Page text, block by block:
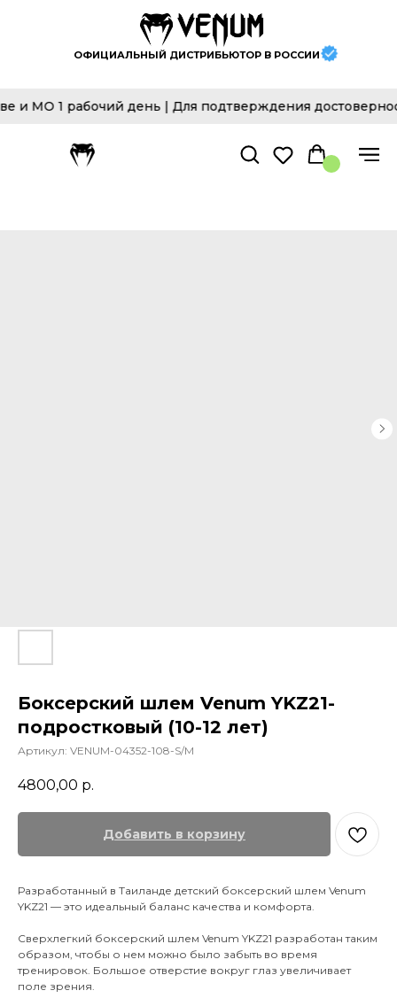
ОФИЦИАЛЬНЫЙ ДИСТРИБЬЮТОР В РОССИИ
МО 1 рабочий день | Для подтверждения
Боксерский шлем Venum YKZ21-
подростковый (10-12 лет)
Артикул: VENUM-04352-108-S/M
4800,00 р.
Добавить в корзину
Разработанный в Таиланде детский боксерский шлем Venum
YKZ21 — это идеальный баланс качества и комфорта.
Сверхлегкий боксерский шлем Venum YKZ21 разработан таким
образом, чтобы о нем можно было забыть во время
тренировок. Большое отверстие вокруг глаз увеличивает
поле зрения.